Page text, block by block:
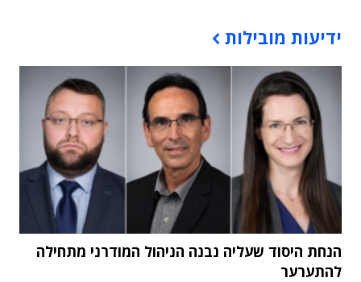
ידיעות מובילות
הנחת היסוד שעליה נבנה הניהול המודרני מתחילה
להתערער